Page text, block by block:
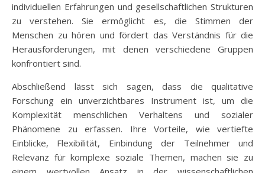
individuellen Erfahrungen und gesellschaftlichen Strukturen
zu verstehen. Sie ermöglicht es, die Stimmen der
Menschen zu hören und fördert das Verständnis für die
Herausforderungen, mit denen verschiedene Gruppen
konfrontiert sind.
Abschließend lässt sich sagen, dass die qualitative
Forschung ein unverzichtbares Instrument ist, um die
Komplexität menschlichen Verhaltens und sozialer
Phänomene zu erfassen. Ihre Vorteile, wie vertiefte
Einblicke, Flexibilität, Einbindung der Teilnehmer und
Relevanz für komplexe soziale Themen, machen sie zu